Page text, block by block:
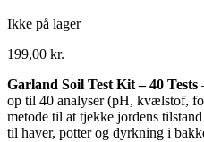
Ikke på lager
199,00 kr.
Garland Soil Test Kit – 40 Tests
op til 40 analyser (pH, kvælstof,
metode til at tjekke jordens
til haver, potter og dyrkning i